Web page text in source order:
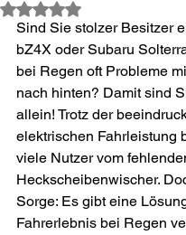
Mit NaN von 5 Sternen
Sind Sie stolzer Besitzer
bZ4X oder Subaru
bei Regen oft Probleme
nach hinten? Damit sind
allein! Trotz der
elektrischen Fahrleistung
viele Nutzer vom
Heckscheibenwischer.
Sorge: Es gibt eine
Fahrerlebnis bei Regen